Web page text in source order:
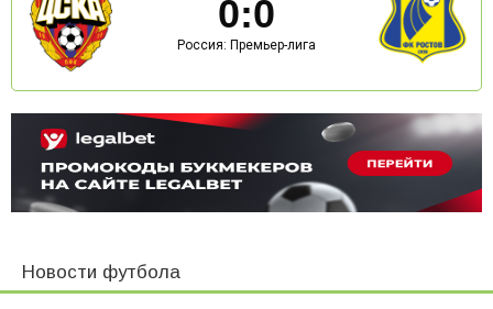
0:0
Россия: Премьер-лига
Новости футбола